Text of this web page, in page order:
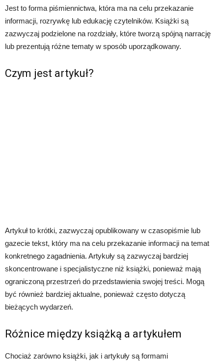
Jest to forma piśmiennictwa, która ma na celu przekazanie
informacji, rozrywkę lub edukację czytelników. Książki są
zazwyczaj podzielone na rozdziały, które tworzą spójną narrację
lub prezentują różne tematy w sposób uporządkowany.
Czym jest artykuł?
Artykuł to krótki, zazwyczaj opublikowany w czasopiśmie lub
gazecie tekst, który ma na celu przekazanie informacji na temat
konkretnego zagadnienia. Artykuły są zazwyczaj bardziej
skoncentrowane i specjalistyczne niż książki, ponieważ mają
ograniczoną przestrzeń do przedstawienia swojej treści. Mogą
być również bardziej aktualne, ponieważ często dotyczą
bieżących wydarzeń.
Różnice między książką a artykułem
Chociaż zarówno książki, jak i artykuły są formami